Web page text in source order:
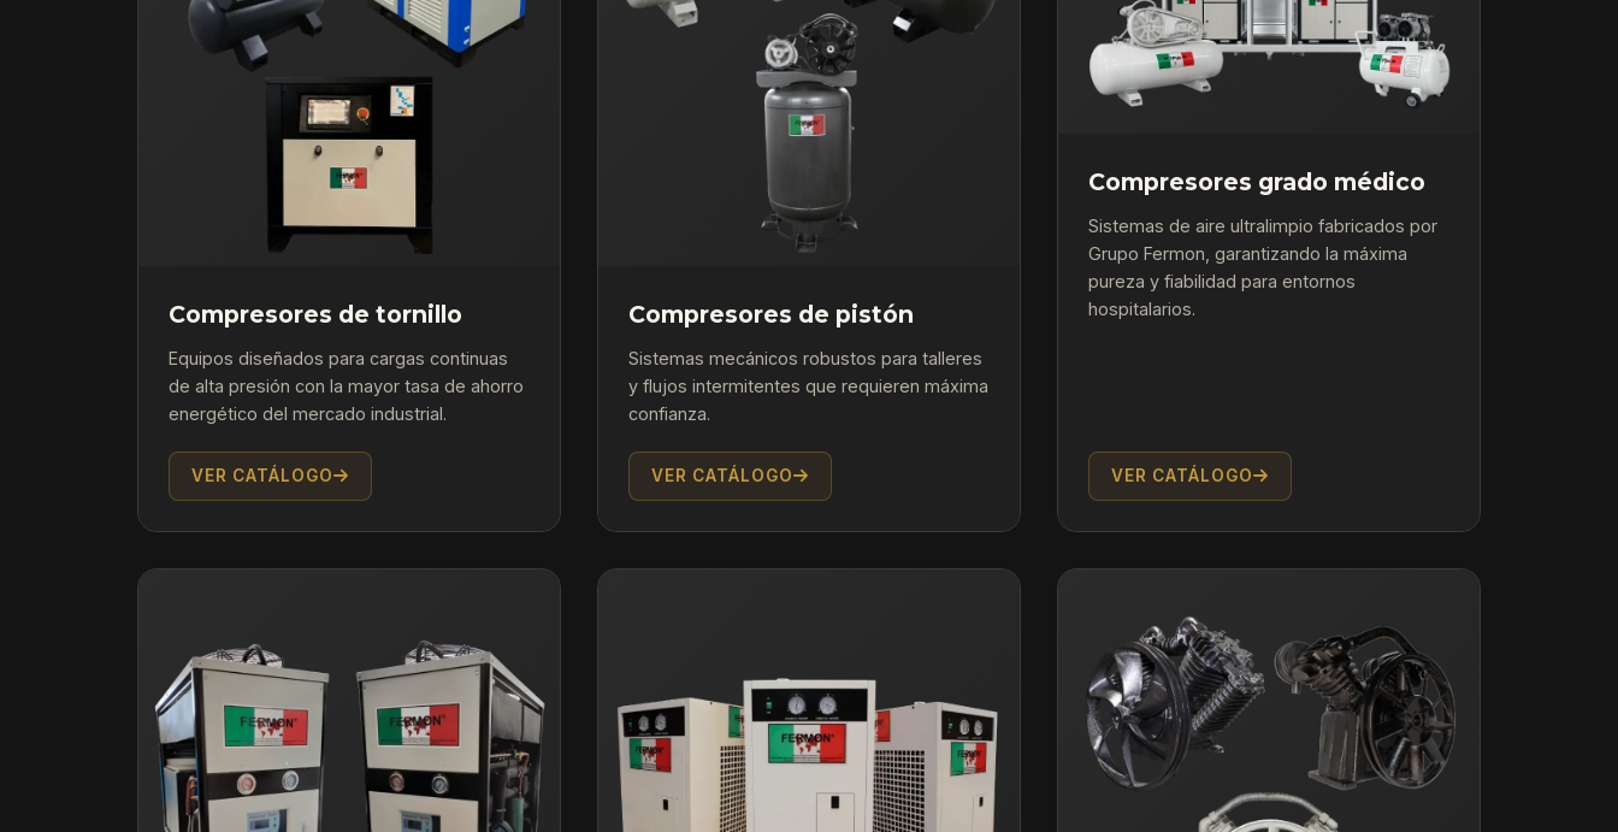
Compresores de tornillo
Equipos diseñados para cargas continuas
de alta presión con la mayor tasa de ahorro
energético del mercado industrial.
VER CATÁLOGO
Compresores de pistón
Sistemas mecánicos robustos para talleres
y flujos intermitentes que requieren máxima
confianza.
VER CATÁLOGO
Compresores grado médico
Sistemas de aire ultralimpio fabricados por
Grupo Fermon, garantizando la máxima
pureza y fiabilidad para entornos
hospitalarios.
VER CATÁLOGO